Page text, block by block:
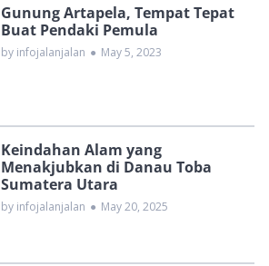
Gunung Artapela, Tempat Tepat
Buat Pendaki Pemula
by infojalanjalan ● May 5, 2023
Keindahan Alam yang
Menakjubkan di Danau Toba
Sumatera Utara
by infojalanjalan ● May 20, 2025